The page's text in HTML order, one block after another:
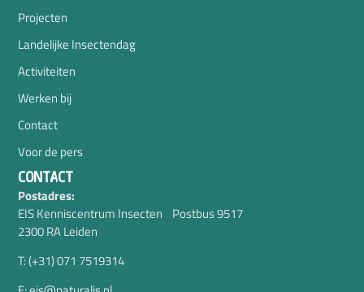
Projecten
Landelijke Insectendag
Activiteiten
Werken bij
Contact
Voor de pers
CONTACT
Postadres:
EIS Kenniscentrum Insecten Postbus 9517
2300 RA Leiden
T: (+31) 071 7519314